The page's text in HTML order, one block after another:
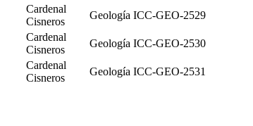
Cardenal
Cisneros
Geología ICC-GEO-2529
Cardenal
Cisneros
Geología ICC-GEO-2530
Cardenal
Cisneros
Geología ICC-GEO-2531